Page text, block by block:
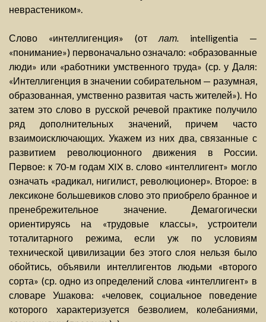
неврастеником».
Слово «интеллигенция» (от лат. intelligentia —
«понимание») первоначально означало: «образованные
люди» или «работники умственного труда» (ср. у Даля:
«Интеллигенция в значении собирательном — разумная,
образованная, умственно развитая часть жителей»). Но
затем это слово в русской речевой практике получило
ряд дополнительных значений, причем часто
взаимоисключающих. Укажем из них два, связанные с
развитием революционного движения в России.
Первое: к 70-м годам XIX в. слово «интеллигент» могло
означать «радикал, нигилист, революционер». Второе: в
лексиконе большевиков слово это приобрело бранное и
пренебрежительное значение. Демагогически
ориентируясь на «трудовые классы», устроители
тоталитарного режима, если уж по условиям
технической цивилизации без этого слоя нельзя было
обойтись, объявили интеллигентов людьми «второго
сорта» (ср. одно из определений слова «интеллигент» в
словаре Ушакова: «человек, социальное поведение
которого характеризуется безволием, колебаниями,